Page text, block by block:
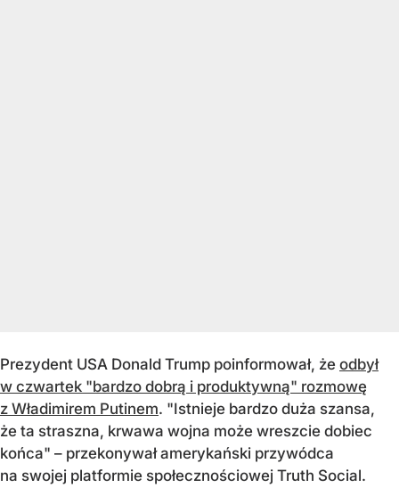
Prezydent USA Donald Trump poinformował, że odbył
w czwartek "bardzo dobrą i produktywną" rozmowę
z Władimirem Putinem. "Istnieje bardzo duża szansa,
że ta straszna, krwawa wojna może wreszcie dobiec
końca" – przekonywał amerykański przywódca
na swojej platformie społecznościowej Truth Social.